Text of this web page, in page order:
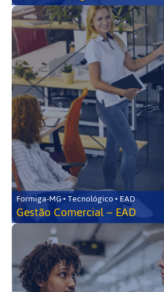
Formiga-MG • Tecnológico • EAD
Gestão Comercial – EAD